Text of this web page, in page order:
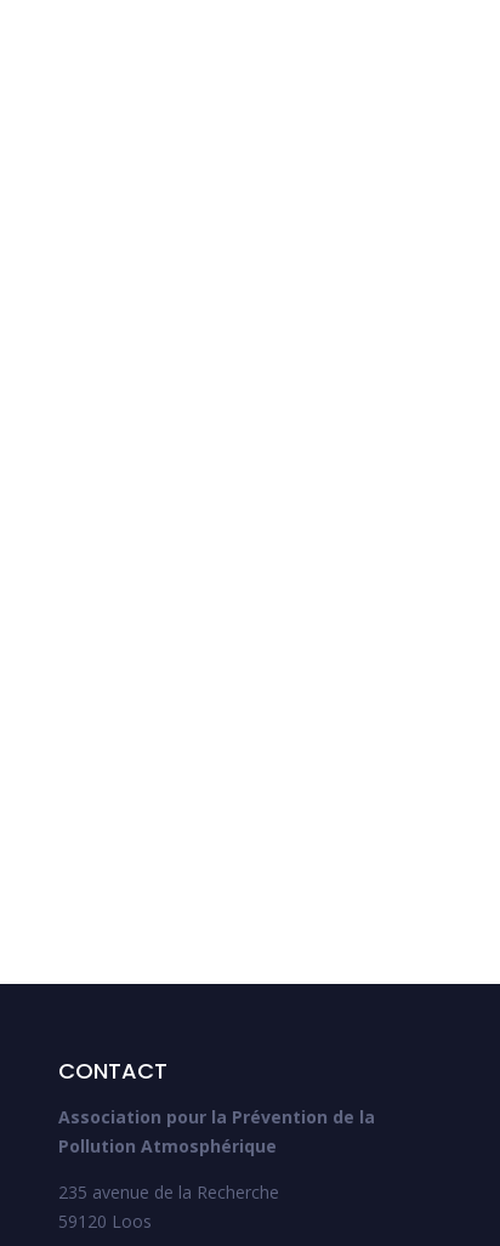
CONTACT
Association pour la Prévention de la
Pollution Atmosphérique
235 avenue de la Recherche
59120 Loos